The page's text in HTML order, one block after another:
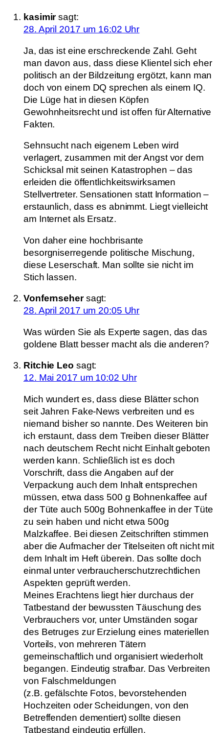
kasimir sagt:
28. April 2017 um 16:02 Uhr
Ja, das ist eine erschreckende Zahl. Geht
man davon aus, dass diese Klientel sich eher
politisch an der Bildzeitung ergötzt, kann man
doch von einem DQ sprechen als einem IQ.
Die Lüge hat in diesen Köpfen
Gewohnheitsrecht und ist offen für Alternative
Fakten.
Sehnsucht nach eigenem Leben wird
verlagert, zusammen mit der Angst vor dem
Schicksal mit seinen Katastrophen – das
erleiden die öffentlichkeitswirksamen
Stellvertreter. Sensationen statt Information –
erstaunlich, dass es abnimmt. Liegt vielleicht
am Internet als Ersatz.
Von daher eine hochbrisante
besorgniserregende politische Mischung,
diese Leserschaft. Man sollte sie nicht im
Stich lassen.
Vonfernseher sagt:
28. April 2017 um 20:05 Uhr
Was würden Sie als Experte sagen, das das
goldene Blatt besser macht als die anderen?
Ritchie Leo sagt:
12. Mai 2017 um 10:02 Uhr
Mich wundert es, dass diese Blätter schon
seit Jahren Fake-News verbreiten und es
niemand bisher so nannte. Des Weiteren bin
ich erstaunt, dass dem Treiben dieser Blätter
nach deutschem Recht nicht Einhalt geboten
werden kann. Schließlich ist es doch
Vorschrift, dass die Angaben auf der
Verpackung auch dem Inhalt entsprechen
müssen, etwa dass 500 g Bohnenkaffee auf
der Tüte auch 500g Bohnenkaffee in der Tüte
zu sein haben und nicht etwa 500g
Malzkaffee. Bei diesen Zeitschriften stimmen
aber die Aufmacher der Titelseiten oft nicht mit
dem Inhalt im Heft überein. Das sollte doch
einmal unter verbraucherschutzrechtlichen
Aspekten geprüft werden.
Meines Erachtens liegt hier durchaus der
Tatbestand der bewussten Täuschung des
Verbrauchers vor, unter Umständen sogar
des Betruges zur Erzielung eines materiellen
Vorteils, von mehreren Tätern
gemeinschaftlich und organisiert wiederholt
begangen. Eindeutig strafbar. Das Verbreiten
von Falschmeldungen
(z.B. gefälschte Fotos, bevorstehenden
Hochzeiten oder Scheidungen, von den
Betreffenden dementiert) sollte diesen
Tatbestand eindeutig erfüllen.